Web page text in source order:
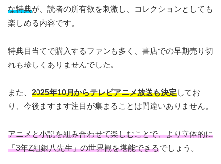
な特典が、読者の所有欲を刺激し、コレクションとしても
楽しめる内容です。
特典目当てで購入するファンも多く、書店での早期売り切
れも珍しくありませんでした。
また、 2025年10月からテレビアニメ放送も決定してお
り、今後ますます注目が集まることは間違いありません。
アニメと小説を組み合わせて楽しむことで、より立体的に
「3年Z組銀八先生」の世界観を堪能できるでしょう。